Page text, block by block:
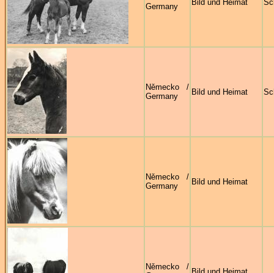
Germany
Bild und Heimat
Německo /
Germany
Bild und Heimat
Německo /
Germany
Bild und Heimat
Německo /